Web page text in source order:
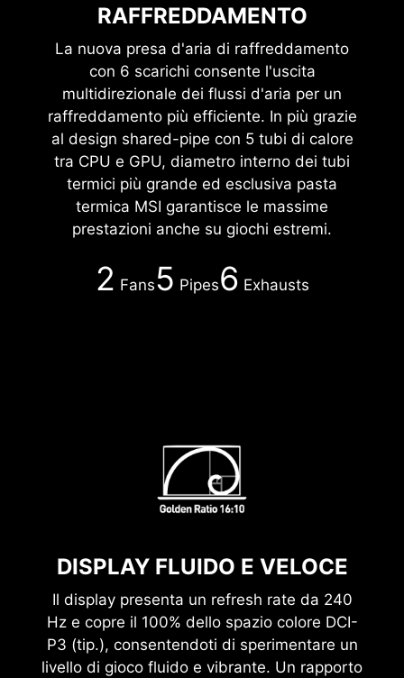
RAFFREDDAMENTO
La nuova presa d'aria di raffreddamento
con 6 scarichi consente l'uscita
multidirezionale dei flussi d'aria per un
raffreddamento più efficiente. In più grazie
al design shared-pipe con 5 tubi di calore
tra CPU e GPU, diametro interno dei tubi
termici più grande ed esclusiva pasta
termica MSI garantisce le massime
prestazioni anche su giochi estremi.
2 Fans5 Pipes6 Exhausts
DISPLAY FLUIDO E VELOCE
Il display presenta un refresh rate da 240
Hz e copre il 100% dello spazio colore DCI-
P3 (tip.), consentendoti di sperimentare un
livello di gioco fluido e vibrante. Un rapporto